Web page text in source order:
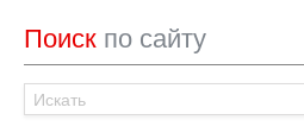
Поиск по сайту